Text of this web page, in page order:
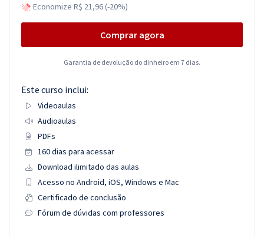
Economize R$ 21,96 (-20%)
Comprar agora
Garantia de devolução do dinheiro em 7 dias.
Este curso inclui:
Videoaulas
Audioaulas
PDFs
160 dias para acessar
Download ilimitado das aulas
Acesso no Android, iOS, Windows e Mac
Certificado de conclusão
Fórum de dúvidas com professores